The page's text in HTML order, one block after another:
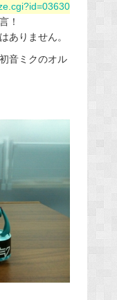
！
ありません。
音ミクのオル